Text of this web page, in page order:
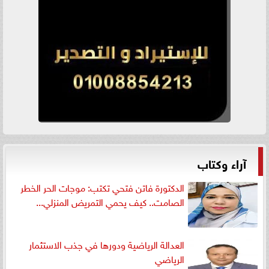
آراء وكتاب
الدكتورة فاتن فتحي تكتب: موجات الحر الخطر
الصامت.. كيف يحمي التمريض المنزلي...
العدالة الرياضية ودورها في جذب الاستثمار
الرياضي